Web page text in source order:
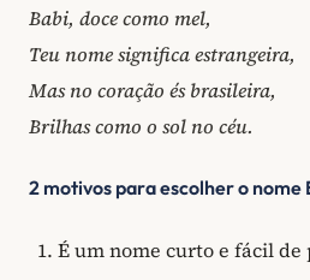
Babi, doce como mel,
Teu nome significa estrangeira,
Mas no coração és brasileira,
Brilhas como o sol no céu.
2 motivos para escolher o nome
É um nome curto e fácil de